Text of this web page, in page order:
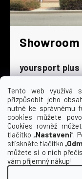
Tento web využívá
přizpůsobit jeho
nutné ke správnému
cookies můžete
Cookies rovněž
tlačítko „Nastavení“.
stiskněte tlačítko „
můžete si o nich
vám příjemný nákup!
yoursport plus
Dyjská 845/4
196 00 Praha 9
Po - Čt
9:00
Pá
So
Ne